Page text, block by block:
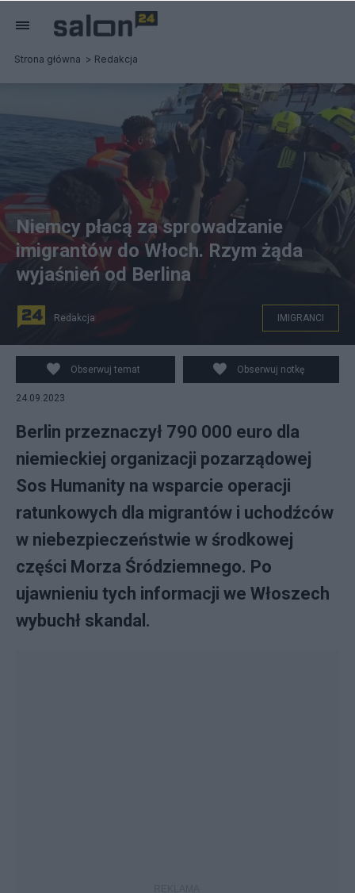
Strona główna Redakcja
fot. YouTube
Niemcy płacą za sprowadzanie
imigrantów do Włoch. Rzym żąda
wyjaśnień od Berlina
Redakcja IMIGRANCI
Obserwuj temat Obserwuj notkę
24.09.2023
Berlin przeznaczył 790 000 euro dla
niemieckiej organizacji pozarządowej
Sos Humanity na wsparcie operacji
ratunkowych dla migrantów i uchodźców
w niebezpieczeństwie w środkowej
części Morza Śródziemnego. Po
ujawnieniu tych informacji we Włoszech
wybuchł skandal.